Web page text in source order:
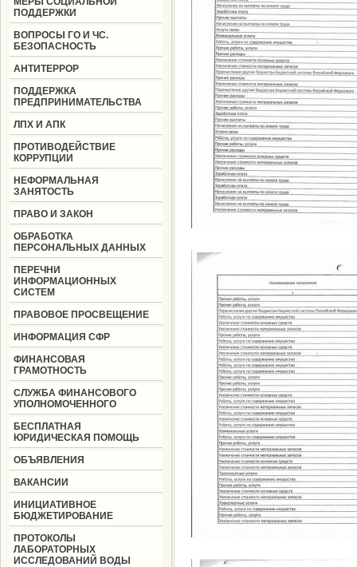
ПОДДЕРЖКИ
ВОПРОСЫ ГО И ЧС.
БЕЗОПАСНОСТЬ
АНТИТЕРРОР
ПОДДЕРЖКА
ПРЕДПРИНИМАТЕЛЬСТВА
ЛПХ И АПК
ПРОТИВОДЕЙСТВИЕ
КОРРУПЦИИ
НЕФОРМАЛЬНАЯ
ЗАНЯТОСТЬ
ПРАВО И ЗАКОН
ОБРАБОТКА
ПЕРСОНАЛЬНЫХ ДАННЫХ
ПЕРЕЧНИ
ИНФОРМАЦИОННЫХ
СИСТЕМ
ПРАВОВОЕ ПРОСВЕЩЕНИЕ
ИНФОРМАЦИЯ СФР
ФИНАНСОВАЯ
ГРАМОТНОСТЬ
СЛУЖБА ФИНАНСОВОГО
УПОЛНОМОЧЕННОГО
БЕСПЛАТНАЯ
ЮРИДИЧЕСКАЯ ПОМОЩЬ
ОБЪЯВЛЕНИЯ
ВАКАНСИИ
ИНИЦИАТИВНОЕ
БЮДЖЕТИРОВАНИЕ
ПРОТОКОЛЫ
ЛАБОРАТОРНЫХ
ИССЛЕДОВАНИЙ ВОДЫ